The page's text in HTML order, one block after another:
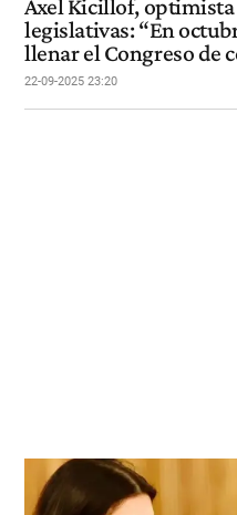
Axel Kicillof, optimista
legislativas: “En
llenar el Congreso de
22-09-2025 23:20